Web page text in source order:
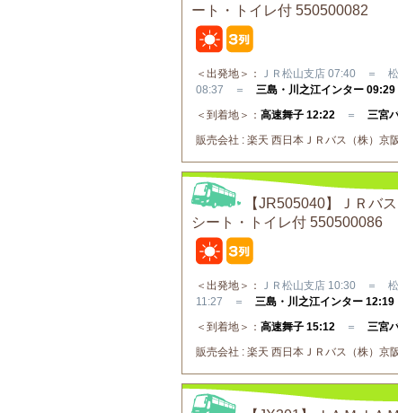
ート・トイレ付 550500082
＜出発地＞：
ＪＲ松山支店 07:40 ＝
08:37 ＝ 三島・川之江インター 09:29
＜到着地＞： 高速舞子 12:22 ＝ 三宮
販売会社 : 楽天 西日本ＪＲバス（株）
【JR505040】ＪＲバ
シート・トイレ付 550500086
＜出発地＞：
ＪＲ松山支店 10:30 ＝
11:27 ＝ 三島・川之江インター 12:19
＜到着地＞： 高速舞子 15:12 ＝ 三宮
販売会社 : 楽天 西日本ＪＲバス（株）